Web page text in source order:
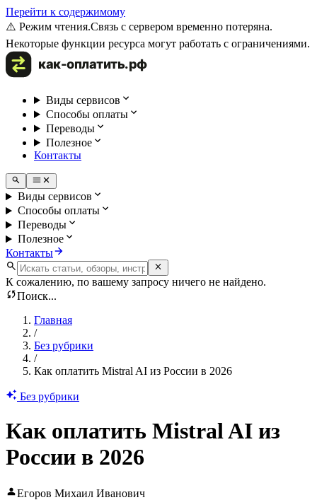
Перейти к содержимому
⚠️ Режим чтения.Связь с сервером временно потеряна.
Некоторые функции ресурса могут работать с ограничениями.
Виды сервисов
Способы оплаты
Переводы
Полезное
Контакты
Виды сервисов
Способы оплаты
Переводы
Полезное
Контакты
К сожалению, по вашему запросу ничего не найдено.
Поиск...
Главная
/
Без рубрики
/
Как оплатить Mistral AI из России в 2026
Без рубрики
Как оплатить Mistral AI из
России в 2026
Егоров Михаил Иванович